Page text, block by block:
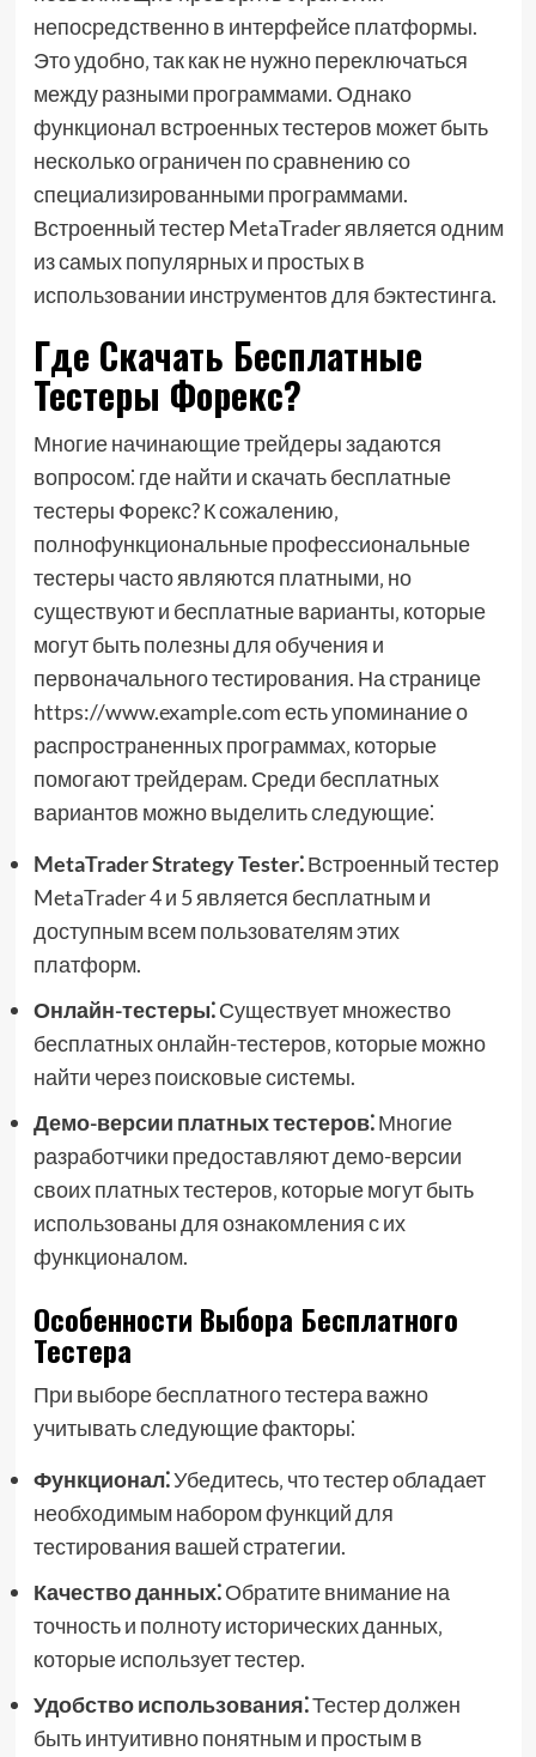
непосредственно в интерфейсе платформы.
Это удобно‚ так как не нужно переключаться
между разными программами. Однако
функционал встроенных тестеров может быть
несколько ограничен по сравнению со
специализированными программами.
Встроенный тестер MetaTrader является одним
из самых популярных и простых в
использовании инструментов для бэктестинга.
Где Скачать Бесплатные
Тестеры Форекс?
Многие начинающие трейдеры задаются
вопросом⁚ где найти и скачать бесплатные
тестеры Форекс? К сожалению‚
полнофункциональные профессиональные
тестеры часто являются платными‚ но
существуют и бесплатные варианты‚ которые
могут быть полезны для обучения и
первоначального тестирования. На странице
https://www.example.com есть упоминание о
распространенных программах‚ которые
помогают трейдерам. Среди бесплатных
вариантов можно выделить следующие⁚
MetaTrader Strategy Tester⁚Встроенный тестер
MetaTrader 4 и 5 является бесплатным и
доступным всем пользователям этих
платформ.
Онлайн-тестеры⁚Существует множество
бесплатных онлайн-тестеров‚ которые можно
найти через поисковые системы.
Демо-версии платных тестеров⁚Многие
разработчики предоставляют демо-версии
своих платных тестеров‚ которые могут быть
использованы для ознакомления с их
функционалом.
Особенности Выбора Бесплатного
Тестера
При выборе бесплатного тестера важно
учитывать следующие факторы⁚
Функционал⁚Убедитесь‚ что тестер обладает
необходимым набором функций для
тестирования вашей стратегии.
Качество данных⁚Обратите внимание на
точность и полноту исторических данных‚
которые использует тестер.
Удобство использования⁚Тестер должен
быть интуитивно понятным и простым в